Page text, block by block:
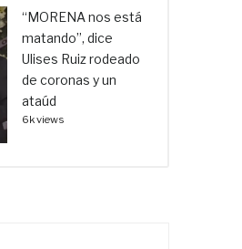
“MORENA nos está
matando”, dice
Ulises Ruiz rodeado
de coronas y un
ataúd
6k views